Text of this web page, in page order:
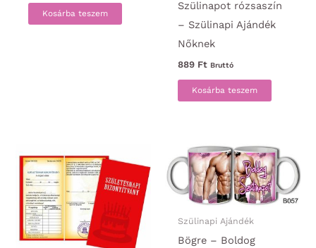
Kosárba teszem
Szülinapot rózsaszín
– Szülinapi Ajándék
Nőknek
889 Ft Bruttó
Kosárba teszem
Szülinapi Ajándék
Bögre – Boldog